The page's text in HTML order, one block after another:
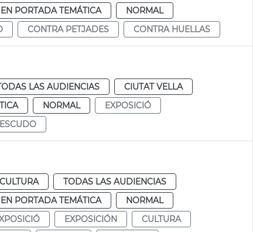
EN PORTADA TEMÁTICA
NORMAL
CONTRA PETJADES CONTRA HUELLAS
LAS AUDIENCIAS
CIUTAT VELLA
NORMAL
EXPOSICIÓ
ESCUDO
CULTURA
TODAS LAS AUDIENCIAS
EN PORTADA TEMÁTICA
NORMAL
EXPOSICIÓN
CULTURA